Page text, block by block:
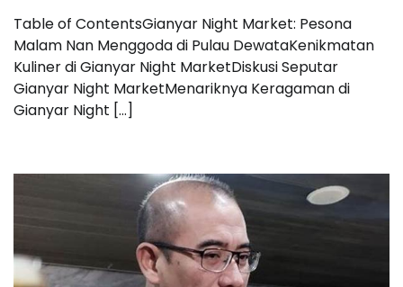
Table of ContentsGianyar Night Market: Pesona
Malam Nan Menggoda di Pulau DewataKenikmatan
Kuliner di Gianyar Night MarketDiskusi Seputar
Gianyar Night MarketMenariknya Keragaman di
Gianyar Night […]